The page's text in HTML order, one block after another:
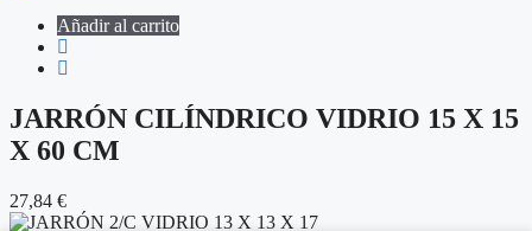
Añadir al carrito
JARRÓN CILÍNDRICO VIDRIO 15 X 15
X 60 CM
27,84 €